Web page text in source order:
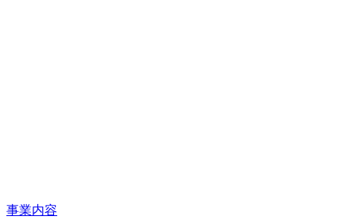
事業内容